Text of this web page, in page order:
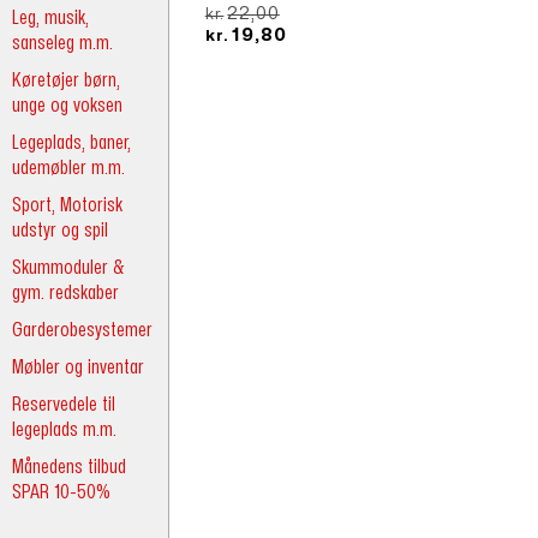
Leg, musik,
sanseleg m.m.
Køretøjer børn,
unge og voksen
Legeplads, baner,
udemøbler m.m.
Sport, Motorisk
udstyr og spil
Skummoduler &
gym. redskaber
Garderobesystemer
Møbler og inventar
Reservedele til
legeplads m.m.
Månedens tilbud
SPAR 10-50%
kr. 22,00Den
oprindelige
kr. 19,80Den